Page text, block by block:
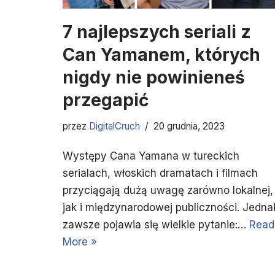
7 najlepszych seriali z
Can Yamanem, których
nigdy nie powinieneś
przegapić
przez DigitalCruch 20 grudnia, 2023
Występy Cana Yamana w tureckich
serialach, włoskich dramatach i filmach
przyciągają dużą uwagę zarówno lokalnej,
jak i międzynarodowej publiczności.
zawsze pojawia się wielkie pytanie:… Read
More »